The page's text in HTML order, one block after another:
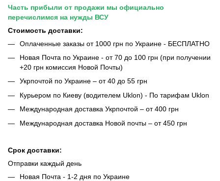
Часть прибыли от продажи мы официально
перечислимся на нужды ВСУ
Стоимость доставки:
Оплаченные заказы от 1000 грн по Украине - БЕСПЛАТНО
Новая Почта по Украине - от 70 до 100 грн (при получении
+20 грн комиссия Новой Почты)
Укрпочтой по Украине – от 40 до 55 грн
Курьером по Киеву (водителем Uklon) - По тарифам Uklon
Международная доставка Укрпочтой – от 400 грн
Международная доставка Новой почты – от 450 грн
Срок доставки:
Отправки каждый день
Новая Почта - 1-2 дня по Украине